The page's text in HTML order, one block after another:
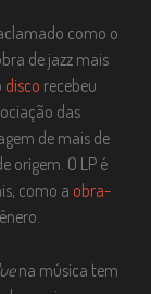
como o
de jazz mais
disco recebeu
das
de mais de
origem. O LP é
como a obra-
na música tem